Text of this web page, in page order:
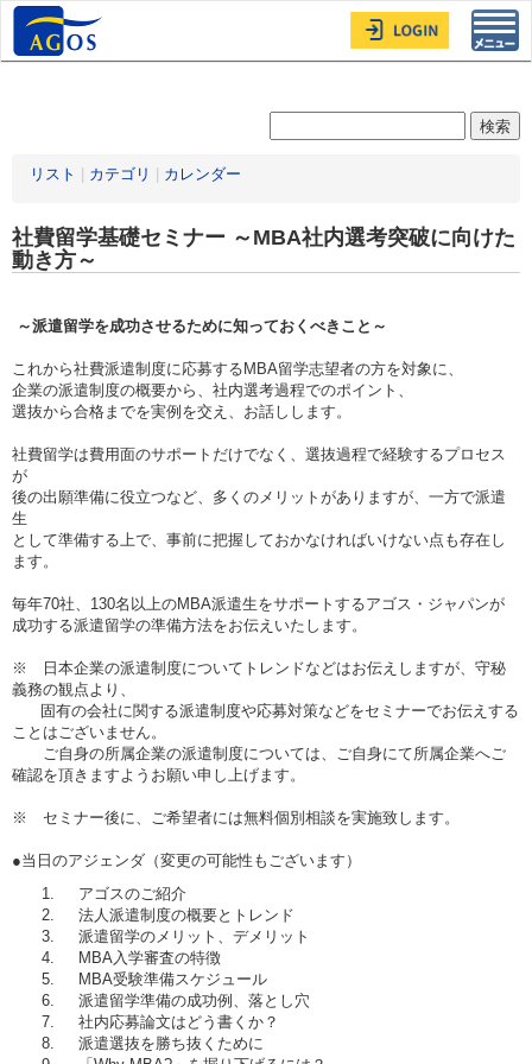
リスト カテゴリ カレンダー
社費留学基礎セミナー ～MBA社内選考突破に向けた
動き方～
～派遣留学を成功させるために知っておくべきこと～
これから社費派遣制度に応募するMBA留学志望者の方を対象に、
企業の派遣制度の概要から、社内選考過程でのポイント、
選抜から合格までを実例を交え、お話しします。
社費留学は費用面のサポートだけでなく、選抜過程で経験するプロセス
が
後の出願準備に役立つなど、多くのメリットがありますが、一方で派遣
生
として準備する上で、事前に把握しておかなければいけない点も存在し
ます。
毎年70社、130名以上のMBA派遣生をサポートするアゴス・ジャパンが
成功する派遣留学の準備方法をお伝えいたします。
※ 日本企業の派遣制度についてトレンドなどはお伝えしますが、守秘
義務の観点より、
固有の会社に関する派遣制度や応募対策などをセミナーでお伝えする
ことはございません。
ご自身の所属企業の派遣制度については、ご自身にて所属企業へご
確認を頂きますようお願い申し上げます。
※ セミナー後に、ご希望者には無料個別相談を実施致します。
●当日のアジェンダ（変更の可能性もございます）
アゴスのご紹介
法人派遣制度の概要とトレンド
派遣留学のメリット、デメリット
MBA入学審査の特徴
MBA受験準備スケジュール
派遣留学準備の成功例、落とし穴
社内応募論文はどう書くか？
派遣選抜を勝ち抜くために